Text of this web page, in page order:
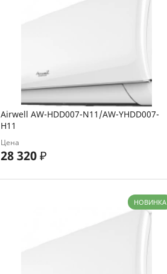
Airwell AW-HDD007-N11/AW-YHDD007-
H11
Цена
28 320₽
НОВИНКА